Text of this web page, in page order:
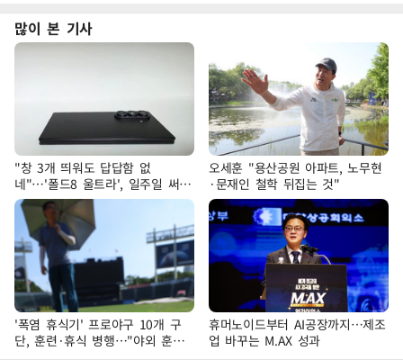
많이 본 기사
"창 3개 띄워도 답답함 없
네"…'폴드8 울트라', 일주일 써보
니
오세훈 "용산공원 아파트, 노무현
·문재인 철학 뒤집는 것"
'폭염 휴식기' 프로야구 10개 구
단, 훈련·휴식 병행…"야외 훈련
휴머노이드부터 AI공장까지…제조
업 바꾸는 M.AX 성과